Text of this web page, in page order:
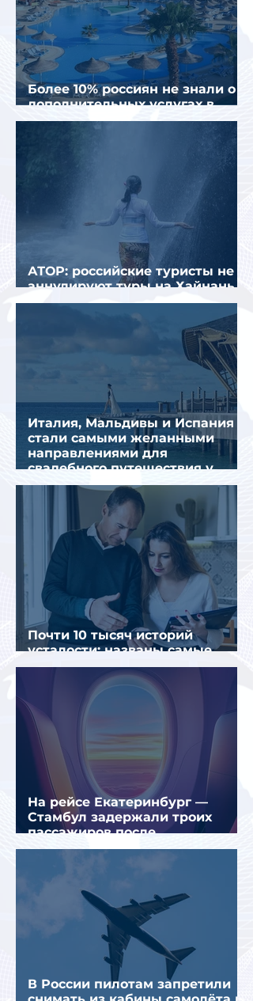
Более 10% россиян не знали о
дополнительных услугах в
отелях
АТОР: российские туристы не
аннулируют туры на Хайнань
из-за тайфуна «Дельфин»
Италия, Мальдивы и Испания
стали самыми желанными
направлениями для
свадебного путешествия у
россиян
Почти 10 тысяч историй
усталости: названы самые
уставшие россияне
На рейсе Екатеринбург —
Стамбул задержали троих
пассажиров после
предполагаемой серии краж
В России пилотам запретили